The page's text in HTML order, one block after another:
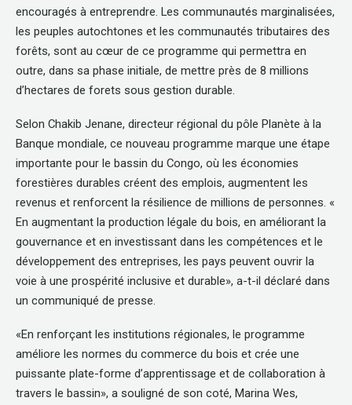
encouragés à entreprendre. Les communautés marginalisées,
les peuples autochtones et les communautés tributaires des
forêts, sont au cœur de ce programme qui permettra en
outre, dans sa phase initiale, de mettre près de 8 millions
d’hectares de forets sous gestion durable.
Selon Chakib Jenane, directeur régional du pôle Planète à la
Banque mondiale, ce nouveau programme marque une étape
importante pour le bassin du Congo, où les économies
forestières durables créent des emplois, augmentent les
revenus et renforcent la résilience de millions de personnes. «
En augmentant la production légale du bois, en améliorant la
gouvernance et en investissant dans les compétences et le
développement des entreprises, les pays peuvent ouvrir la
voie à une prospérité inclusive et durable», a-t-il déclaré dans
un communiqué de presse.
«En renforçant les institutions régionales, le programme
améliore les normes du commerce du bois et crée une
puissante plate-forme d’apprentissage et de collaboration à
travers le bassin», a souligné de son coté, Marina Wes,